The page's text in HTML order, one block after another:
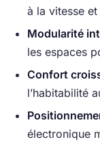
à la vitesse
Modularité
les espaces
Confort
l’habitabilité
électronique